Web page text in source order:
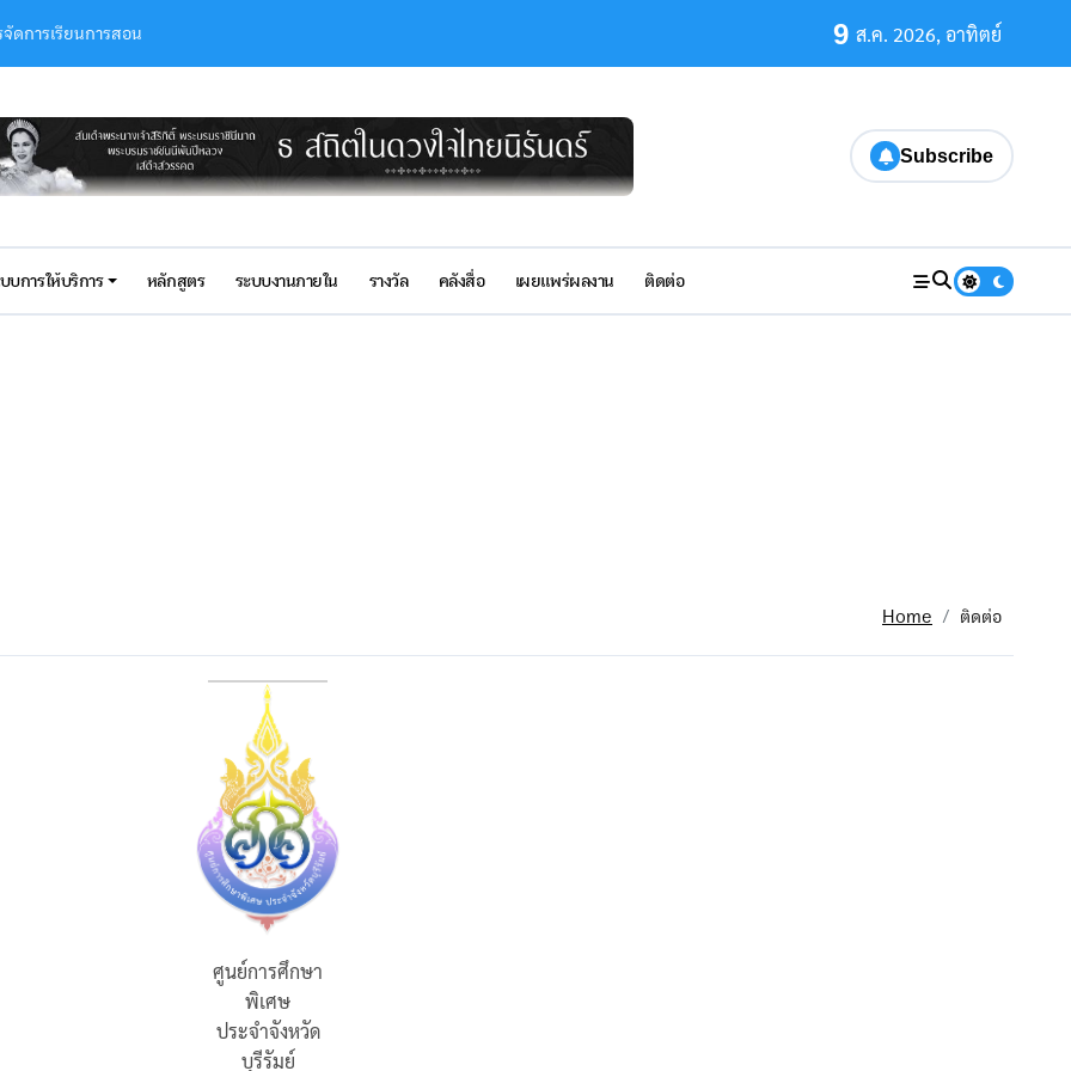
ดการเรียนการสอน
บแห่งชาติ สาขา ปฐมวัย”
นการสอนเด็กปฐมวัยในบริบทสถานการณ์ความไม่ปลอดภัย:แนวทางการสร้างความมั่นคงทางอารมณ์และการจัดมุมเรียนรู้ในครอบครัว
9 ส.ค. 2026, อาทิตย์
Subscribe
บการให้บริการ หลักสูตร ระบบงานภายใน รางวัล คลังสื่อ เผยแพร่ผลงาน ติดต่อ
Home ติดต่อ
ศูนย์การศึกษา
พิเศษ
ประจำจังหวัด
บุรีรัมย์